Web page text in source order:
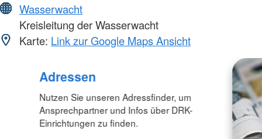
Wasserwacht
Kreisleitung der Wasserwacht
Karte: Link zur Google Maps Ansicht
Adressen
Nutzen Sie unseren Adressfinder, um
Ansprechpartner und Infos über DRK-
Einrichtungen zu finden.